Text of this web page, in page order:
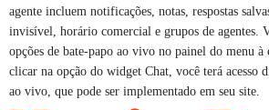
agente incluem notificações, notas, respostas
invisível, horário comercial e grupos de agentes.
opções de bate-papo ao vivo no painel do menu à
clicar na opção do widget Chat, você terá acesso
ao vivo, que pode ser implementado em seu site.